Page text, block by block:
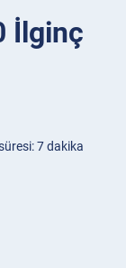
İlginç
7 dakika